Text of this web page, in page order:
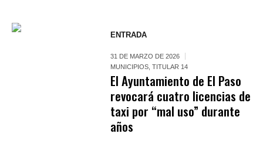
ENTRADA
31 DE MARZO DE 2026
MUNICIPIOS ,TITULAR 14
El Ayuntamiento de El Paso
revocará cuatro licencias de
taxi por “mal uso” durante
años